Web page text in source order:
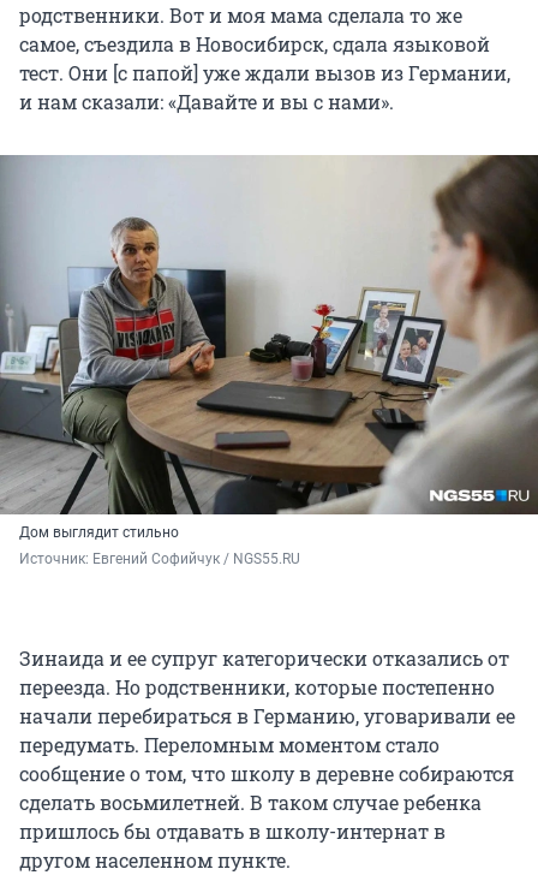
родственники. Вот и моя мама сделала то же
самое, съездила в Новосибирск, сдала языковой
тест. Они [с папой] уже ждали вызов из Германии,
и нам сказали: «Давайте и вы с нами».
Дом выглядит стильно
Источник: Евгений Софийчук / NGS55.RU
Зинаида и ее супруг категорически отказались от
переезда. Но родственники, которые постепенно
начали перебираться в Германию, уговаривали ее
передумать. Переломным моментом стало
сообщение о том, что школу в деревне собираются
сделать восьмилетней. В таком случае ребенка
пришлось бы отдавать в школу-интернат в
другом населенном пункте.